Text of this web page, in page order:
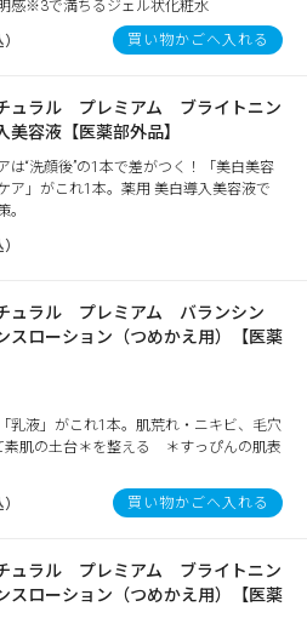
感※3で満ちるジェル状化粧水
買い物かごへ入れる
ュラル プレミアム ブライトニン
容液【医薬部外品】
は“洗顔後”の1本で差がつく！「美白美容
ア」がこれ1本。薬用 美白導入美容液で
。
ュラル プレミアム バランシン
ローション（つめかえ用）【医薬
乳液」がこれ1本。肌荒れ・ニキビ、毛穴
肌の土台＊を整える ＊すっぴんの肌表
買い物かごへ入れる
ュラル プレミアム ブライトニン
ローション（つめかえ用）【医薬